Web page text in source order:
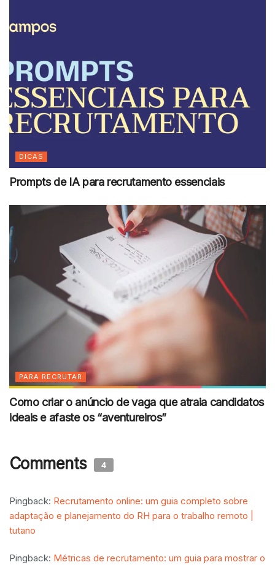
DICAS
Prompts de IA para recrutamento essenciais
PARA RECRUTAR
Como criar o anúncio de vaga que atraia candidatos
ideais e afaste os “aventureiros”
Comments 4
Pingback: Recrutamento online: um guia completo sobre
adaptação e planejamento do RH para o trabalho remoto |
tutano
Pingback: Métricas de recrutamento: um guia para mostrar o